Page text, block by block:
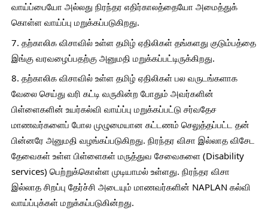
வாய்ப்பையோ அல்லது நிரந்தர எதிர்காலத்தையோ அமைத்துக்
கொள்ள வாய்ப்பு மறுக்கப்படுகிறது.
7. தற்காலிக விசாவில் உள்ள தமிழ் ஏதிலிகள் தங்களது குடும்பத்தை
இங்கு வரவழைப்பதற்கு அனுமதி மறுக்கப்பட்டிருக்கிறது.
8. தற்காலிக விசாவில் உள்ள தமிழ் ஏதிலிகள் பல வருடங்களாக
வேலை செய்து வரி கட்டி வருகின்ற போதும் அவர்களின்
பிள்ளைகளின் உயர்கல்வி வாய்ப்பு மறுக்கப்பட்டு சர்வதேச
மாணவர்களைப் போல முழுமையான கட்டணம் செலுத்தப்பட்ட தன்
பின்னரே அனுமதி வழங்கப்படுகிறது. நிரந்தர விசா இல்லாத விசேட
தேவைகள் உள்ள பிள்ளைகள் மருத்துவ சேவைகளை (Disability
services) பெற்றுக்கொள்ள முடியாமல் உள்ளது. நிரந்தர விசா
இல்லாத சிறப்பு தேர்ச்சி அடையும் மாணவர்களின் NAPLAN கல்வி
வாய்ப்புக்கள் மறுக்கப்படுகின்றது.